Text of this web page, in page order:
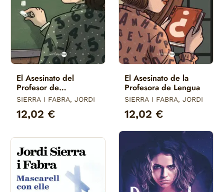
El Asesinato del
Profesor de
Matematicas
SIERRA I FABRA, JORDI
12,02 €
El Asesinato de la
Profesora de Lengua
SIERRA I FABRA, JORDI
12,02 €